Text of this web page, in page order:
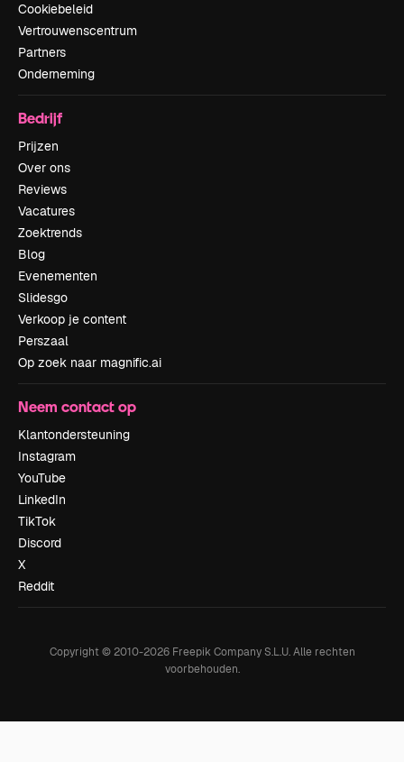
Cookiebeleid
Vertrouwenscentrum
Partners
Onderneming
Bedrijf
Prijzen
Over ons
Reviews
Vacatures
Zoektrends
Blog
Evenementen
Slidesgo
Verkoop je content
Perszaal
Op zoek naar magnific.ai
Neem contact op
Klantondersteuning
Instagram
YouTube
LinkedIn
TikTok
Discord
X
Reddit
Copyright © 2010-2026Freepik Company S.L.U. Alle rechten
voorbehouden.